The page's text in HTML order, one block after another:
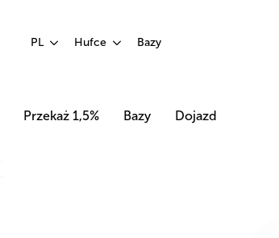
PL Hufce Bazy
Przekaż 1,5% Bazy Dojazd